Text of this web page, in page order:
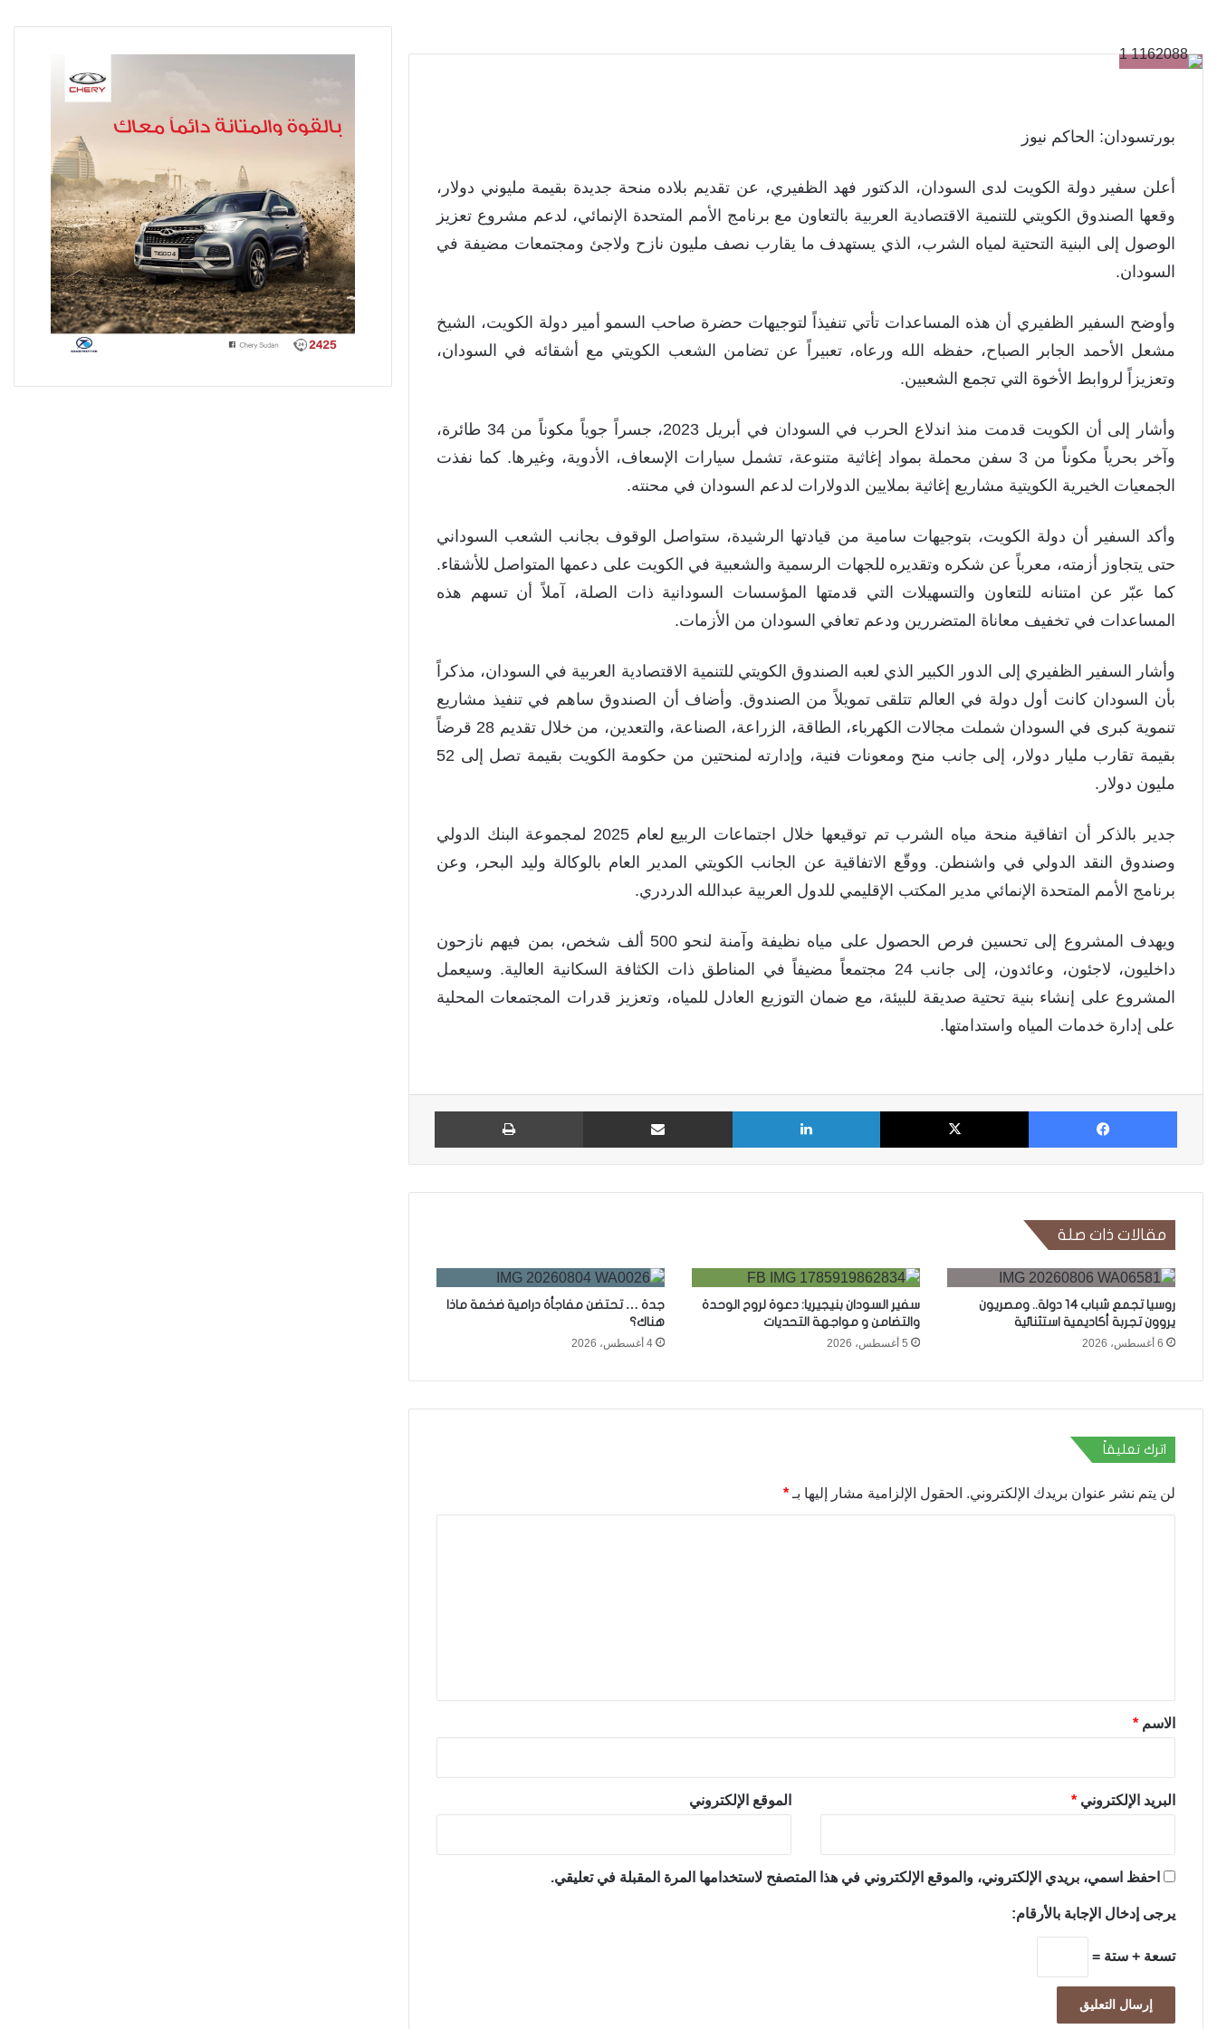
بورتسودان: الحاكم نيوز
أعلن سفير دولة الكويت لدى السودان، الدكتور فهد الظفيري، عن تقديم بلاده منحة جديدة بقيمة مليوني دولار،
وقعها الصندوق الكويتي للتنمية الاقتصادية العربية بالتعاون مع برنامج الأمم المتحدة الإنمائي، لدعم مشروع تعزيز
الوصول إلى البنية التحتية لمياه الشرب، الذي يستهدف ما يقارب نصف مليون نازح ولاجئ ومجتمعات مضيفة في
السودان.
وأوضح السفير الظفيري أن هذه المساعدات تأتي تنفيذاً لتوجيهات حضرة صاحب السمو أمير دولة الكويت، الشيخ
مشعل الأحمد الجابر الصباح، حفظه الله ورعاه، تعبيراً عن تضامن الشعب الكويتي مع أشقائه في السودان،
وتعزيزاً لروابط الأخوة التي تجمع الشعبين.
وأشار إلى أن الكويت قدمت منذ اندلاع الحرب في السودان في أبريل 2023، جسراً جوياً مكوناً من 34 طائرة،
وآخر بحرياً مكوناً من 3 سفن محملة بمواد إغاثية متنوعة، تشمل سيارات الإسعاف، الأدوية، وغيرها. كما نفذت
الجمعيات الخيرية الكويتية مشاريع إغاثية بملايين الدولارات لدعم السودان في محنته.
وأكد السفير أن دولة الكويت، بتوجيهات سامية من قيادتها الرشيدة، ستواصل الوقوف بجانب الشعب السوداني
حتى يتجاوز أزمته، معرباً عن شكره وتقديره للجهات الرسمية والشعبية في الكويت على دعمها المتواصل للأشقاء.
كما عبّر عن امتنانه للتعاون والتسهيلات التي قدمتها المؤسسات السودانية ذات الصلة، آملاً أن تسهم هذه
المساعدات في تخفيف معاناة المتضررين ودعم تعافي السودان من الأزمات.
وأشار السفير الظفيري إلى الدور الكبير الذي لعبه الصندوق الكويتي للتنمية الاقتصادية العربية في السودان، مذكراً
بأن السودان كانت أول دولة في العالم تتلقى تمويلاً من الصندوق. وأضاف أن الصندوق ساهم في تنفيذ مشاريع
تنموية كبرى في السودان شملت مجالات الكهرباء، الطاقة، الزراعة، الصناعة، والتعدين، من خلال تقديم 28 قرضاً
بقيمة تقارب مليار دولار، إلى جانب منح ومعونات فنية، وإدارته لمنحتين من حكومة الكويت بقيمة تصل إلى 52
مليون دولار.
جدير بالذكر أن اتفاقية منحة مياه الشرب تم توقيعها خلال اجتماعات الربيع لعام 2025 لمجموعة البنك الدولي
وصندوق النقد الدولي في واشنطن. ووقّع الاتفاقية عن الجانب الكويتي المدير العام بالوكالة وليد البحر، وعن
برنامج الأمم المتحدة الإنمائي مدير المكتب الإقليمي للدول العربية عبدالله الدردري.
ويهدف المشروع إلى تحسين فرص الحصول على مياه نظيفة وآمنة لنحو 500 ألف شخص، بمن فيهم نازحون
داخليون، لاجئون، وعائدون، إلى جانب 24 مجتمعاً مضيفاً في المناطق ذات الكثافة السكانية العالية. وسيعمل
المشروع على إنشاء بنية تحتية صديقة للبيئة، مع ضمان التوزيع العادل للمياه، وتعزيز قدرات المجتمعات المحلية
على إدارة خدمات المياه واستدامتها.
فيسبوك X لينكدإن مشاركة عبر البريد طباعة
مقالات ذات صلة
روسيا تجمع شباب 14 دولة.. ومصريون
يروون تجربة أكاديمية استثنائية
6 أغسطس، 2026
سفير السودان بنيجيريا: دعوة لروح الوحدة
والتضامن و مواجهة التحديات
5 أغسطس، 2026
جدة … تحتضن مفاجأة درامية ضخمة ماذا
هناك؟
4 أغسطس، 2026
اترك تعليقاً
لن يتم نشر عنوان بريدك الإلكتروني. الحقول الإلزامية مشار إليها بـ *
*الاسم *
البريد الإلكتروني * الموقع الإلكتروني
احفظ اسمي، بريدي الإلكتروني، والموقع الإلكتروني في هذا المتصفح لاستخدامها المرة المقبلة في تعليقي.
يرجى إدخال الإجابة بالأرقام:
تسعة + ستة =